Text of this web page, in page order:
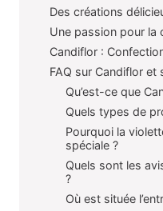
Des créations
Une passion pour la
Candiflor :
FAQ sur Candiflor et
Qu’est-ce que
Quels types de
Pourquoi la
spéciale ?
Quels sont les
?
Où est située